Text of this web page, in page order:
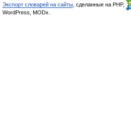
Экспорт словарей на сайты , сделанные на PHP,
WordPress, MODx.